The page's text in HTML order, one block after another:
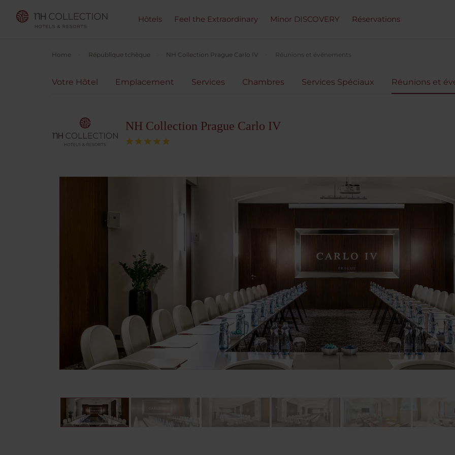
Hôtels Feel the Extraordinary Minor DISCOVERY Réservations
Home République tchèque NH Collection Prague Carlo IV Réunions et événements
Votre Hôtel Emplacement Services Chambres Services Spéciaux Réunions et
NH Collection Prague Carlo IV